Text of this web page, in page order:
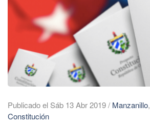
Publicado el Sáb 13 Abr 2019/ Manzanillo,
Constitución